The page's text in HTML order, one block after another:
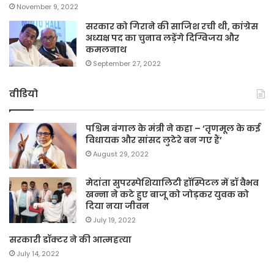
November 9, 2022
सरकार को गिराने की साजिश रची थी, कांग्रेस
अध्यक्ष पद का चुनाव लड़ेंगे दिग्विजय और
कमलनाथ
September 27, 2022
वीडियो
पश्चिम बंगाल के मंत्री ने कहा – ‘तृणमूल के कई
विधायक और सांसद लुटेरे बन गए हैं’
August 29, 2022
मेदांता सुपरस्पेशियालिटी हॉस्पिटल में डॉ वैभव
खन्ना ने कटे हुए बाजू को जोड़कर युवक को
दिया नया जीवन
July 19, 2022
सरकारी डॉक्टर ने की आत्महत्या
July 14, 2022